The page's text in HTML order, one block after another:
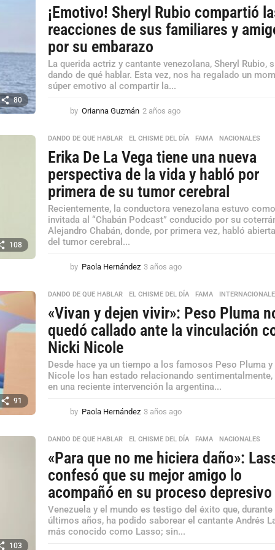
80
¡Emotivo! Sheryl Rubio compartió
reacciones de sus familiares y
por su embarazo
La querida actriz y cantante venezolana, Sheryl Rubio,
dando de qué hablar. Esta vez, nos ha regalado un
súper emotivo al compartir la...
by Orianna Guzmán 2 años ago
ñ
s
g
o
108
DANDO DE QUE HABLAR ,EL CHISME DEL DÍA ,FAMA ,NACIONALES
Erika De La Vega tiene una nueva
perspectiva de la vida y habló por
primera de su tumor cerebral
Recientemente, la conductora venezolana estuvo como
invitada al “Chabán Podcast” conducido por su
Alejandro Chabán, donde, por primera vez, habló
del tumor cerebral...
by Paola Hernández 3 años ago
ñ
g
91
DANDO DE QUE HABLAR ,EL CHISME DEL DÍA ,FAMA ,
«Vivan y dejen vivir»: Peso Pluma
quedó callado ante la vinculación
Nicki Nicole
Desde hace ya un tiempo a los famosos Peso Pluma
Nicole los han estado relacionando sentimentalmente,
en una reciente intervención la argentina...
by Paola Hernández 3 años ago
ñ
s
g
o
103
DANDO DE QUE HABLAR ,EL CHISME DEL DÍA ,FAMA ,NACIONALES
«Para que no me hiciera daño»:
confesó que su mejor amigo lo
acompañó en su proceso depresivo
Venezuela y el mundo es testigo del éxito que, durante
últimos años, ha podido saborear el cantante Andrés
más conocido como Lasso; sin...